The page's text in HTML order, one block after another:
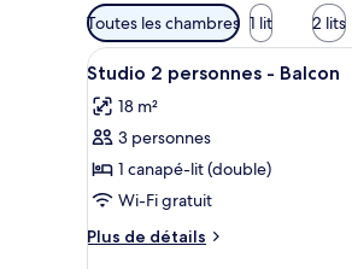
Filtres
disponibles
pour
les
chambres
Toutes les chambres 1 lit 2 lits
Afficher
toutes
les
photos
pour
ce
type
de
5
Studio 2 personnes - Balcon
18 m²
3 personnes
1 canapé-lit (double)
Wi-Fi gratuit
Plus de détails
Plus